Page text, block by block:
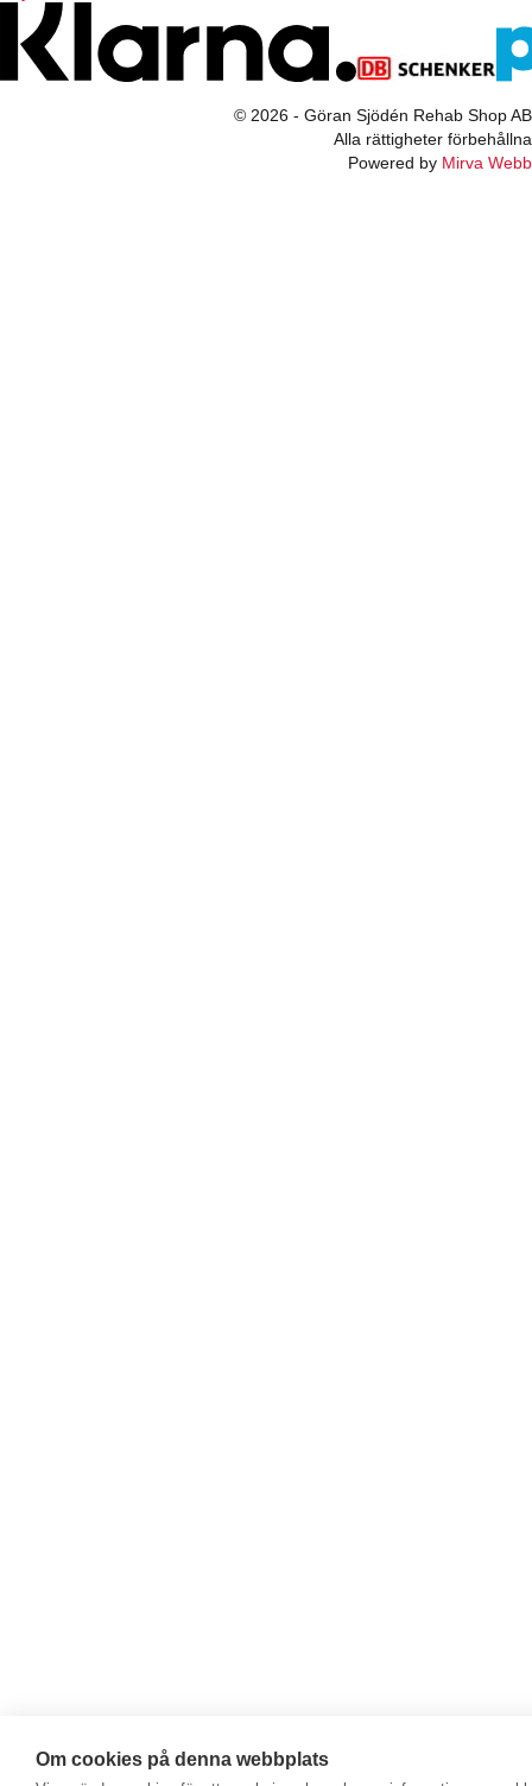
Om cookies på denna webbplats
© 2026 - Göran Sjödén Rehab Shop AB
Alla rättigheter förbehållna
Powered by Mirva Webb